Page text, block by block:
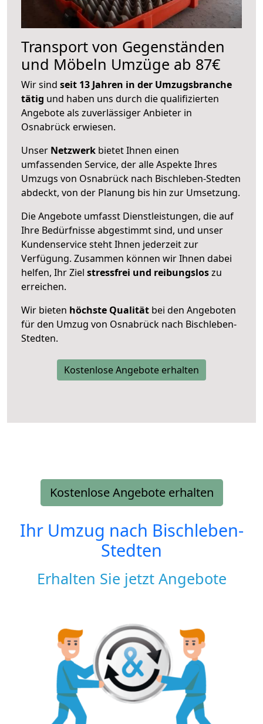
Transport von Gegenständen
und Möbeln Umzüge ab 87€
Wir sind seit 13 Jahren in der Umzugsbranche
tätig und haben uns durch die qualifizierten
Angebote als zuverlässiger Anbieter in
Osnabrück erwiesen.
Unser Netzwerk bietet Ihnen einen
umfassenden Service, der alle Aspekte Ihres
Umzugs von Osnabrück nach Bischleben-Stedten
abdeckt, von der Planung bis hin zur Umsetzung.
Die Angebote umfasst Dienstleistungen, die auf
Ihre Bedürfnisse abgestimmt sind, und unser
Kundenservice steht Ihnen jederzeit zur
Verfügung. Zusammen können wir Ihnen dabei
helfen, Ihr Ziel stressfrei und reibungsloszu
erreichen.
Wir bieten höchste Qualität bei den Angeboten
für den Umzug von Osnabrück nach Bischleben-
Stedten.
Kostenlose Angebote erhalten
Kostenlose Angebote erhalten
Ihr Umzug nach Bischleben-
Stedten
Erhalten Sie jetzt Angebote